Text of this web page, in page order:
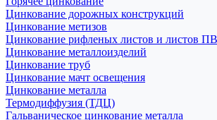
Цинкование дорожных конструкций
Цинкование метизов
Цинкование рифленых листов и листов
Цинкование металлоизделий
Цинкование труб
Цинкование мачт освещения
Цинкование металла
Термодиффузия (ТДЦ)
Гальваническое цинкование металла